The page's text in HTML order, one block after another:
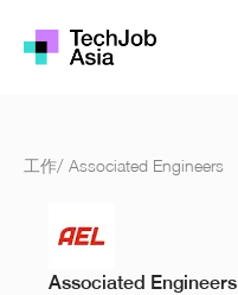
工作/ Associated Engineers
Associated Engineers